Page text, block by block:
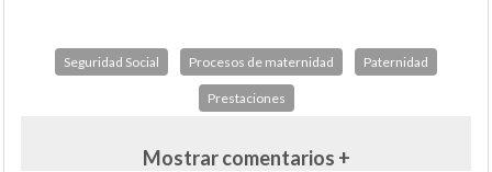
Seguridad Social Procesos de maternidad Paternidad
Prestaciones
Mostrar comentarios +